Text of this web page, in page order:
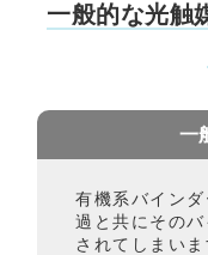
一般的な光触
一
有機系バイン
過と共にその
されてしまいま